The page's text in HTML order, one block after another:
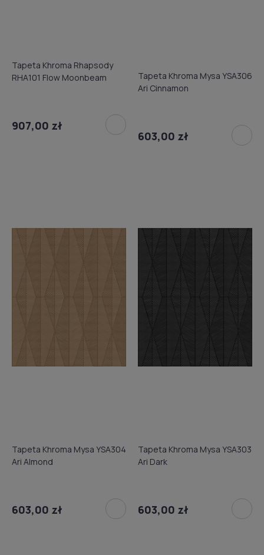
Tapeta Khroma Rhapsody
RHA101 Flow Moonbeam
907,00 zł
Tapeta Khroma Mysa YSA306
Ari Cinnamon
603,00 zł
Tapeta Khroma Mysa YSA304
Ari Almond
603,00 zł
Tapeta Khroma Mysa YSA303
Ari Dark
603,00 zł